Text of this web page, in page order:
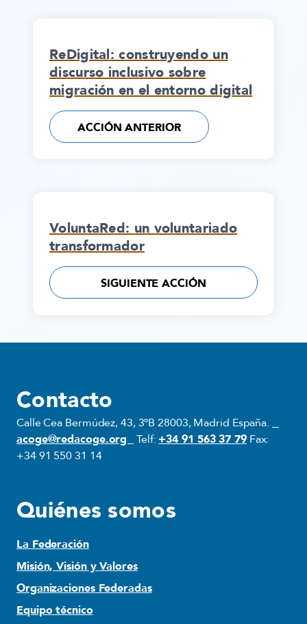
ReDigital: construyendo un
discurso inclusivo sobre
migración en el entorno digital
ACCIÓN ANTERIOR
VoluntaRed: un voluntariado
transformador
SIGUIENTE ACCIÓN
Contacto
Calle Cea Bermúdez, 43, 3ºB 28003, Madrid España.
acoge@redacoge.org
Telf: +34 91 563 37 79Fax:
+34 91 550 31 14
Quiénes somos
La Federación
Misión, Visión y Valores
Organizaciones Federadas
Equipo técnico